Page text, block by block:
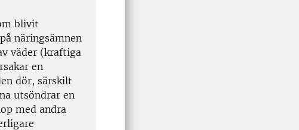
blivit
näringsämnen
väder (kraftiga
en
dör, särskilt
utsöndrar en
med andra